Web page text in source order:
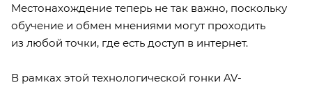
Местонахождение теперь не так важно, поскольку
обучение и обмен мнениями могут проходить
из любой точки, где есть доступ в интернет.
В рамках этой технологической гонки AV-